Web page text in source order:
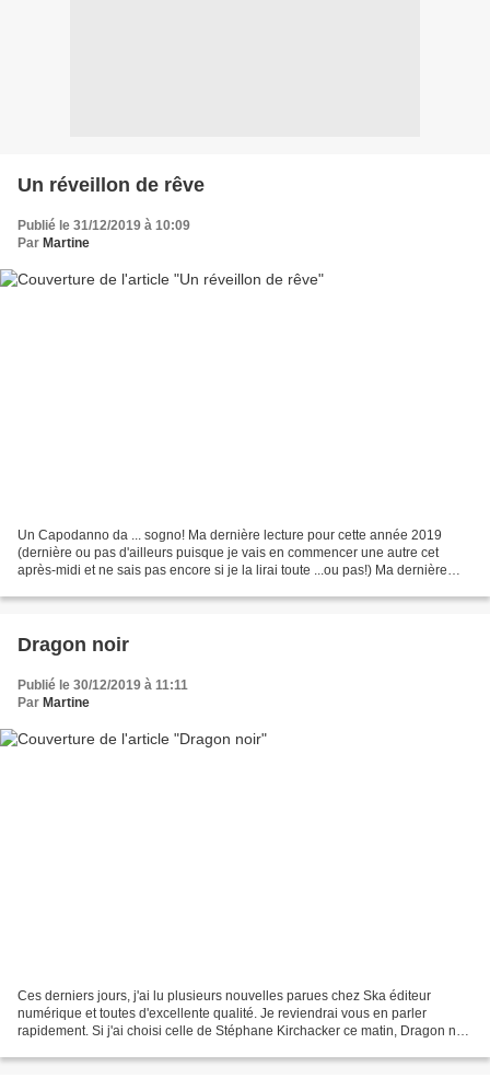
Un réveillon de rêve
Publié le 31/12/2019 à 10:09
Par Martine
Un Capodanno da ... sogno! Ma dernière lecture pour cette année 2019
(dernière ou pas d'ailleurs puisque je vais en commencer une autre cet
après-midi et ne sais pas encore si je la lirai toute ...ou pas!) Ma dernière
Dragon noir
Publié le 30/12/2019 à 11:11
Par Martine
Ces derniers jours, j'ai lu plusieurs nouvelles parues chez Ska éditeur
numérique et toutes d'excellente qualité. Je reviendrai vous en parler
rapidement. Si j'ai choisi celle de Stéphane Kirchacker ce matin, Dragon noir